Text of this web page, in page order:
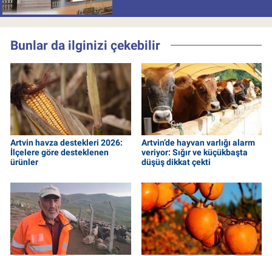
Bunlar da ilginizi çekebilir
Artvin havza destekleri 2026:
İlçelere göre desteklenen
ürünler
Artvin’de hayvan varlığı alarm
veriyor: Sığır ve küçükbaşta
düşüş dikkat çekti